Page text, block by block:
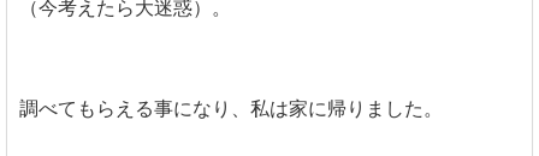
（今考えたら大迷惑）。
調べてもらえる事になり、私は家に帰りました。